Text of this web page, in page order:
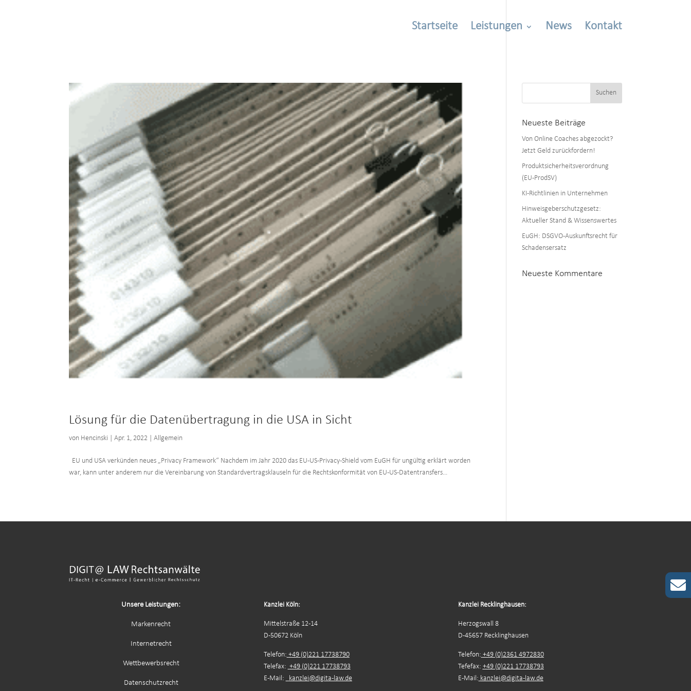
Startseite Leistungen News Kontakt
Lösung für die Datenübertragung in die USA in Sicht
von Hencinski |Apr. 1, 2022 |Allgemein
EU und USA verkünden neues „Privacy Framework“ Nachdem im Jahr 2020 das EU-US-Privacy-Shield vom EuGH für ungültig erklärt worden
war, kann unter anderem nur die Vereinbarung von Standardvertragsklauseln für die Rechtskonformität von EU-US-Datentransfers...
Neueste Beiträge
Von Online Coaches abgezockt?
Jetzt Geld zurückfordern!
Produktsicherheitsverordnung
(EU-ProdSV)
KI-Richtlinien in Unternehmen
Hinweisgeberschutzgesetz:
Aktueller Stand & Wissenswertes
EuGH: DSGVO-Auskunftsrecht für
Schadensersatz
Neueste Kommentare
Unsere Leistungen:
Markenrecht
Internetrecht
Wettbewerbsrecht
Datenschutzrecht
Kanzlei Köln:
Mittelstraße 12-14
D-50672 Köln
Telefon: +49 (0)221 17738790
Telefax: +49 (0)221 17738793
E-Mail:
kanzlei@digita-law.de
Kanzlei Recklinghausen:
Herzogswall 8
D-45657 Recklinghausen
Telefon: +49 (0)2361 4972830
Tefefax: +49 (0)221 17738793
E-Mail: kanzlei@digita-law.de